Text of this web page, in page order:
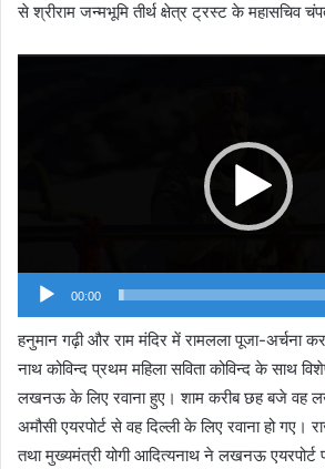
से श्रीराम जन्मभूमि तीर्थ क्षेत्र ट्रस्ट के महासचिव
00:00
हनुमान गढ़ी और राम मंदिर में रामलला पूजा-अर्चना
नाथ कोविन्द प्रथम महिला सविता कोविन्द के साथ
लखनऊ के लिए रवाना हुए। शाम करीब छह बजे
अमौसी एयरपोर्ट से वह दिल्ली के लिए रवाना हो गए।
तथा मुख्यमंत्री योगी आदित्यनाथ ने लखनऊ एयरपोर्ट